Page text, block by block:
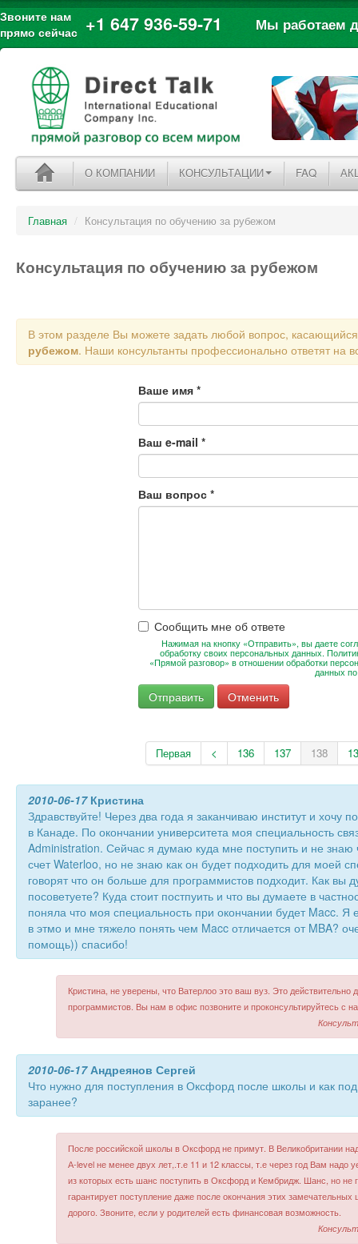
Звоните нам
прямо сейчас +1 647 936-59-71 Мы работаем
О КОМПАНИИ КОНСУЛЬТАЦИИ FAQ
Главная / Консультация по обучению за рубежом
Консультация по обучению за рубежом
В этом разделе Вы можете задать любой вопрос,
рубежом. Наши консультанты профессионально ответят на
Ваше имя *
Ваш e-mail *
Ваш вопрос *
Сообщить мне об ответе
Нажимая на кнопку «Отправить», вы даете
обработку своих персональных данных.
«Прямой разговор» в отношении обработки
данных
Первая < 136 137 138
2010-06-17Кристина
Здравствуйте! Через два года я заканчиваю институт и хочу
в Канаде. По окончании университета моя специальность
Administration. Сейчас я думаю куда мне поступить и не
счет Waterloo, но не знаю как он будет подходить для моей
говорят что он больше для программистов подходит. Как вы
посоветуете? Куда стоит постпуить и что вы думаете в
поняла что моя специальность при окончании будет Macc.
в этмо и мне тяжело понять чем Macc отличается от MBA?
помощь)) спасибо!
Кристина, не уверены, что Ватерлоо это ваш вуз. Это действительно
программистов. Вы нам в офис позвоните и проконсультируйтесь с
2010-06-17Андреянов Сергей
Что нужно для поступления в Оксфорд после школы и как
заранее?
После российской школы в Оксфорд не примут. В Великобритании
А-level не менее двух лет,.т.е 11 и 12 классы, т.е через год Вам надо
из которых есть шанс поступить в Оксфорд и Кембридж. Шанс, но не
гарантирует поступление даже после окончания этих
дорого. Звоните, если у родителей есть финансовая возможность.